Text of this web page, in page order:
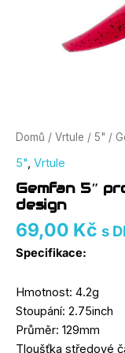
Domů / Vrtule / 5" /
5", Vrtule
Gemfan 5″
design
69,00 Kč s
Specifikace:
Hmotnost: 4.2g
Stoupání: 2.75inch
Průměr: 129mm
Tloušťka středové